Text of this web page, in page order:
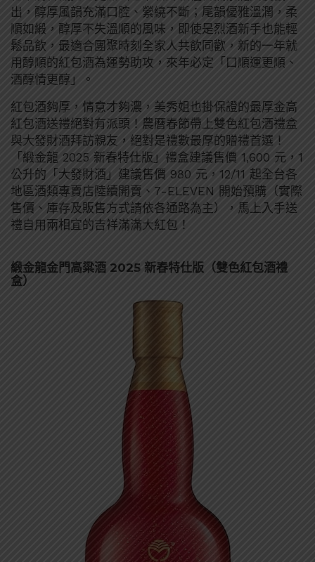
出，醇厚風韻充滿口腔、縈繞不斷；尾韻優雅溫潤，柔
順如緞，醇厚不失溫順的風味，即使是烈酒新手也能輕
鬆品飲，最適合團聚時刻全家人共飲同歡，新的一年就
用醇順的紅包酒為運勢助攻，來年必定「口順運更順、
酒醇情更醇」。
紅包酒夠厚，情意才夠濃，美秀姐也掛保證的最厚金高
紅包酒送禮絕對有派頭！農曆春節帶上雙色紅包酒禮盒
與大發財酒拜訪親友，絕對是禮數最厚的贈禮首選！
「緞金龍 2025 新春特仕版」禮盒建議售價 1,600 元，1
公升的「大發財酒」建議售價 980 元，12/11 起全台各
地區酒類專賣店陸續開賣、7-ELEVEN 開始預購（實際
售價、庫存及販售方式請依各通路為主），馬上入手送
禮自用兩相宜的吉祥滿滿大紅包！
緞金龍金門高粱酒 2025 新春特仕版（雙色紅包酒禮
盒）